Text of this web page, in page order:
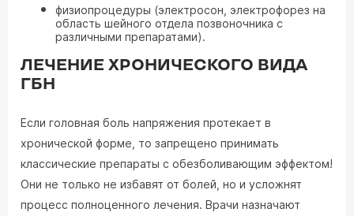
физиопроцедуры (электросон, электрофорез на
область шейного отдела позвоночника с
различными препаратами).
ЛЕЧЕНИЕ ХРОНИЧЕСКОГО ВИДА
ГБН
Если головная боль напряжения протекает в
хронической форме, то запрещено принимать
классические препараты с обезболивающим эффектом!
Они не только не избавят от болей, но и усложнят
процесс полноценного лечения. Врачи назначают